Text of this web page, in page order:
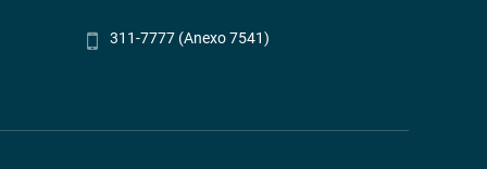
311-7777 (Anexo 7541)